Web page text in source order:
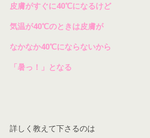
皮膚がすぐに40℃になるけど
気温が40℃のときは皮膚が
なかなか40℃にならないから
「暑っ！」となる
詳しく教えて下さるのは